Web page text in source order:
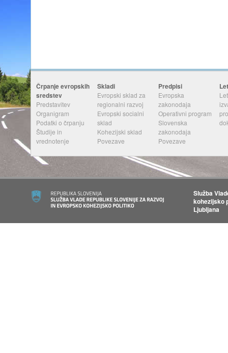
Črpanje evropskih
sredstev
Predstavitev
Organigram
Podatki o črpanju
Študije in
vrednotenje
Skladi
Evropski sklad za
regionalni razvoj
Evropski socialni
sklad
Kohezijski sklad
Povezave
Predpisi
Evropska
zakonodaja
Operativni program
Slovenska
zakonodaja
Povezave
Služba
kohezijsko
Ljubljana